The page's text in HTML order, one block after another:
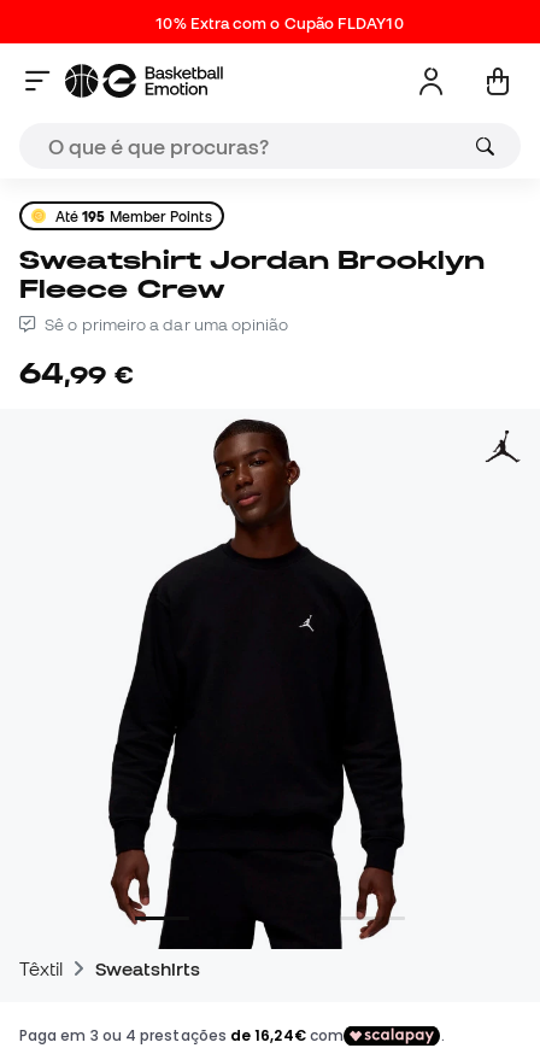
10% Extra com o Cupão FLDAY10
Até195 Member Points
Sweatshirt Jordan Brooklyn
Fleece Crew
Sê o primeiro a dar uma opinião
64,99 €
Têxtil Sweatshirts